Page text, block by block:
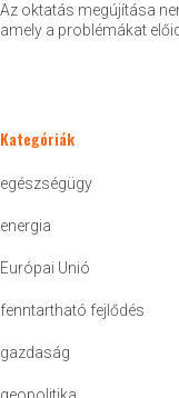
Az oktatás megújítása
amely a problémákat
Kategóriák
egészségügy
energia
Európai Unió
fenntartható fejlődés
gazdaság